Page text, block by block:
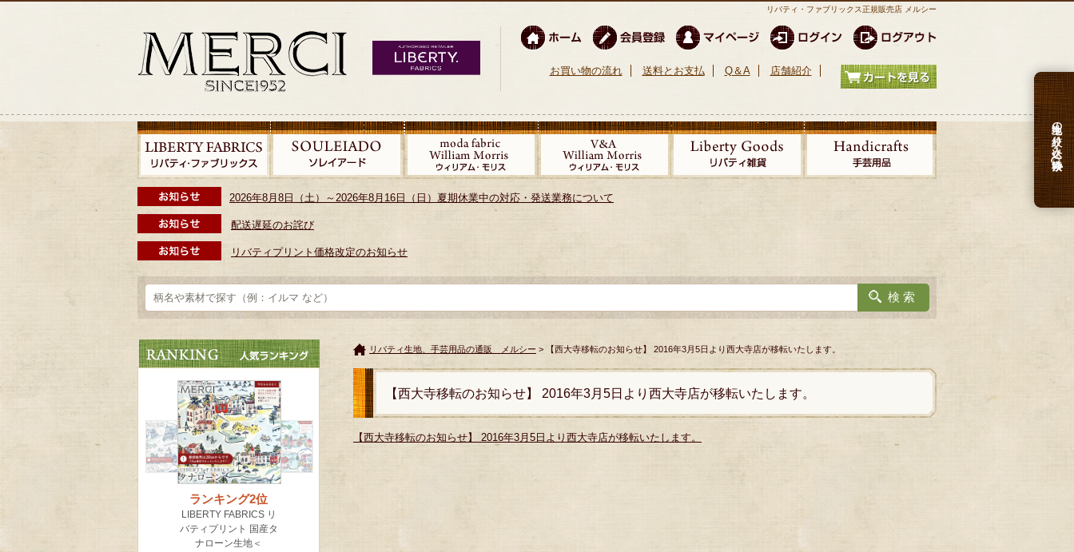
リバティ・ファブリックス正規販売店 メルシー
お買い物の流れ 送料とお支払 Q＆A 店舗紹介
2026年8月8日（土）～2026年8月16日（日）夏期休業中の対応・発送業務について
配送遅延のお詫び
リバティプリント価格改定のお知らせ
生地の絞り込み検索
リバティ生地、手芸用品の通販 メルシー > 【西大寺移転のお知らせ】 2016年3月5日より西大寺店が移転いたします。
【西大寺移転のお知らせ】 2016年3月5日より西大寺店が移転いたします。
【西大寺移転のお知らせ】 2016年3月5日より西大寺店が移転いたします。